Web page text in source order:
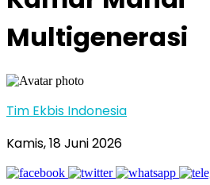
Multigenerasi
Tim Ekbis Indonesia
Kamis, 18 Juni 2026